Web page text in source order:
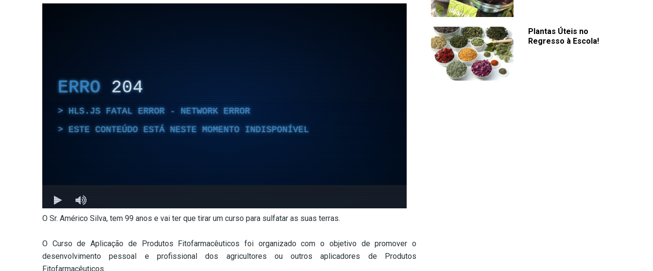
O Sr. Américo Silva, tem 99 anos e vai ter que tirar um curso para sulfatar as suas terras.
O Curso de Aplicação de Produtos Fitofarmacêuticos foi organizado com o objetivo de promover o
desenvolvimento pessoal e profissional dos agricultores ou outros aplicadores de Produtos
Fitofarmacêuticos.
Plantas Úteis no
Regresso à Escola!